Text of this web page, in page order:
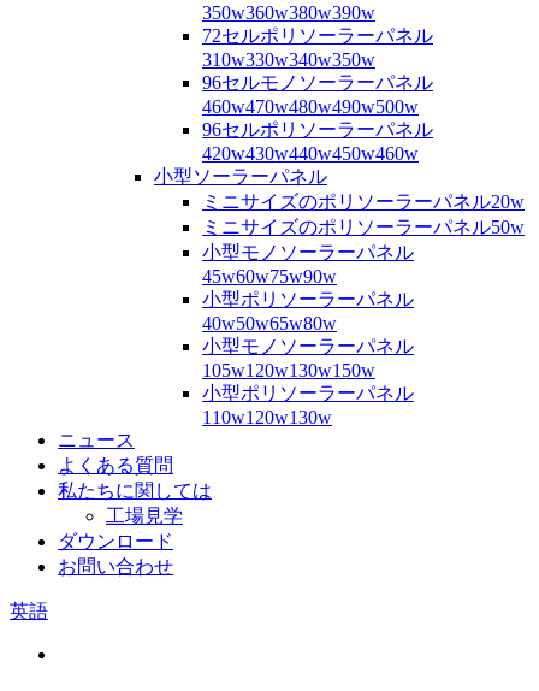
350w360w380w390w
72セルポリソーラーパネル
310w330w340w350w
96セルモノソーラーパネル
460w470w480w490w500w
96セルポリソーラーパネル
420w430w440w450w460w
小型ソーラーパネル
ミニサイズのポリソーラーパネル20w
ミニサイズのポリソーラーパネル50w
小型モノソーラーパネル
45w60w75w90w
小型ポリソーラーパネル
40w50w65w80w
小型モノソーラーパネル
105w120w130w150w
小型ポリソーラーパネル
110w120w130w
ニュース
よくある質問
私たちに関しては
工場見学
ダウンロード
お問い合わせ
英語